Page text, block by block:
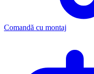
Comandă cu montaj